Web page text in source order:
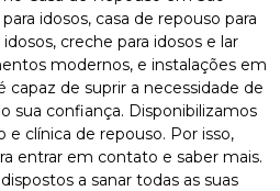
idosos, casa de repouso para
creche para idosos e lar
modernos, e instalações em
de suprir a necessidade de
sua confiança. Disponibilizamos
clínica de repouso. Por isso,
entrar em contato e saber mais.
a sanar todas as suas